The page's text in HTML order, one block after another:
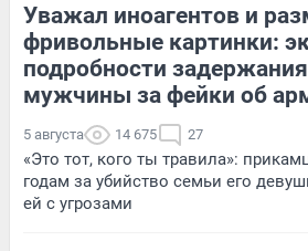
Уважал иноагентов и
фривольные картинки:
подробности
мужчины за фейки об
5 августа 14 675 27
«Это тот, кого ты травила»:
годам за убийство семьи его
ей с угрозами